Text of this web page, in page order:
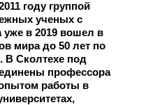
году группой
ученых с
в 2019 вошел в
мира до 50 лет по
В Сколтехе под
профессора
работы в